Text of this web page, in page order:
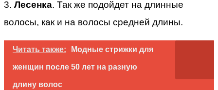
3. Лесенка. Так же подойдет на длинные
волосы, как и на волосы средней длины.
Читать также: Модные стрижки для
женщин после 50 лет на разную
длину волос